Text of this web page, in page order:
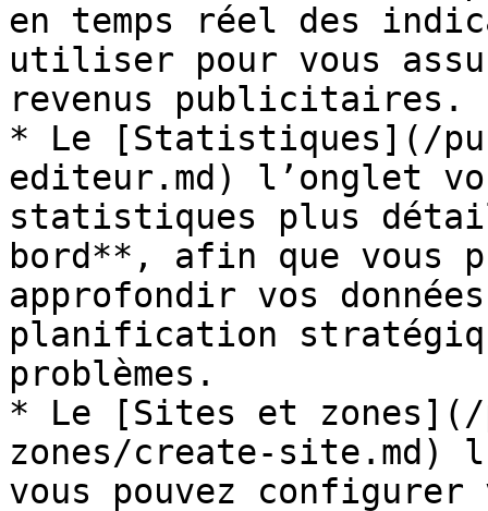
en temps réel des
utiliser pour vous
revenus publicitaires.
* Le [Statistiques](/
editeur.md) l’onglet
statistiques plus
bord**, afin que vous
approfondir vos
planification
problèmes.
* Le [Sites et
zones/create-site.md)
vous pouvez